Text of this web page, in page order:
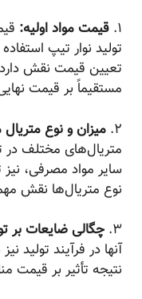
قیمت مواد اولیه:قیمت
تولید نوار تیپ
تعیین قیمت نقش دارد.
مستقیماً بر قیمت نهایی
میزان و نوع متریال
متریال‌های مختلف در
سایر مواد مصرفی، نیز
نوع متریال‌ها نقش مهمی
چگالی ضایعات بر
آنها در فرآیند تولید
نتیجه تأثیر بر قیمت